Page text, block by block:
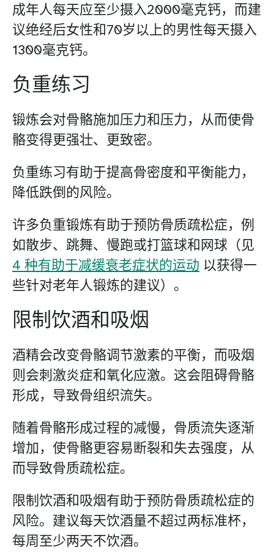
成年人每天应至少摄入2000毫克钙，而建
议绝经后女性和70岁以上的男性每天摄入
1300毫克钙。
负重练习
锻炼会对骨骼施加压力和压力，从而使骨
骼变得更强壮、更致密。
负重练习有助于提高骨密度和平衡能力，
降低跌倒的风险。
许多负重锻炼有助于预防骨质疏松症，例
如散步、跳舞、慢跑或打篮球和网球（见
4 种有助于减缓衰老症状的运动 以获得一
些针对老年人锻炼的建议）。
限制饮酒和吸烟
酒精会改变骨骼调节激素的平衡，而吸烟
则会刺激炎症和氧化应激。这会阻碍骨骼
形成，导致骨组织流失。
随着骨骼形成过程的减慢，骨质流失逐渐
增加，使骨骼更容易断裂和失去强度，从
而导致骨质疏松症。
限制饮酒和吸烟有助于预防骨质疏松症的
风险。建议每天饮酒量不超过两标准杯，
每周至少两天不饮酒。